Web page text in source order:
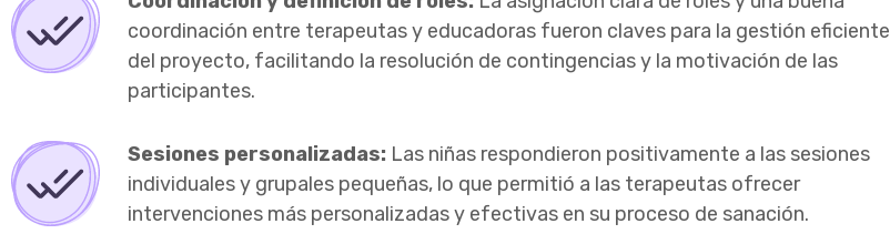
coordinación entre terapeutas y educadoras fueron claves para la gestión eficiente
del proyecto, facilitando la resolución de contingencias y la motivación de las
participantes.
Sesiones personalizadas: Las niñas respondieron positivamente a las sesiones
individuales y grupales pequeñas, lo que permitió a las terapeutas ofrecer
intervenciones más personalizadas y efectivas en su proceso de sanación.